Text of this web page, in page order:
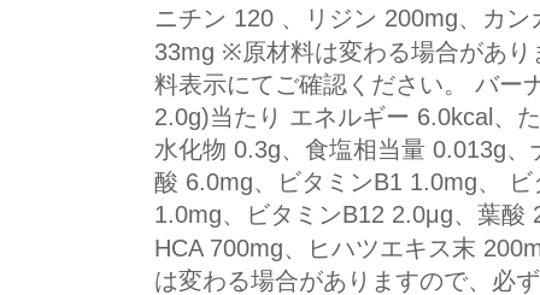
ニチン 120 、リジン 200mg、カ
33mg ※原材料は変わる場合があ
料表示にてご確認ください。 バー
2.0g)当たり エネルギー 6.0kcal、
水化物 0.3g、食塩相当量 0.013g
酸 6.0mg、ビタミンB1 1.0mg、
1.0mg、ビタミンB12 2.0μg、葉酸
HCA 700mg、ヒハツエキス末
は変わる場合がありますので、必